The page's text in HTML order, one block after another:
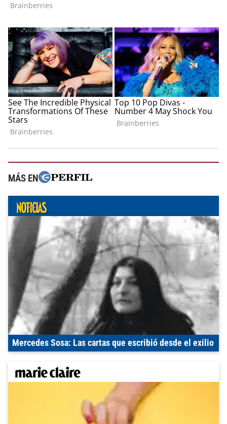
MÁS EN
Mercedes Sosa: Las cartas que escribió desde el exilio